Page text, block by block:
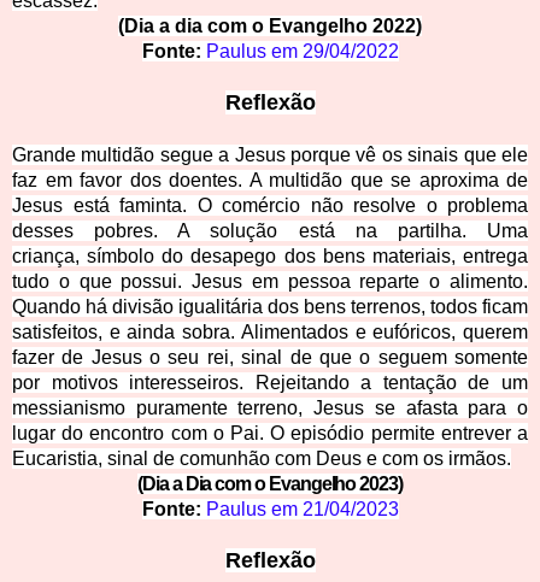
(Dia a dia com o Evangelho 2022)
Fonte: Paulus em 29/04/2022
Reflexão
Grande multidão segue a Jesus porque vê os sinais que ele
faz em favor dos doentes. A multidão que se aproxima de
Jesus está faminta. O comércio não resolve o problema
desses pobres. A solução está na partilha. Uma
criança,símbolo do desapego dos bens materiais, entrega
tudo o que possui. Jesus em pessoa reparte o alimento.
Quando há divisão igualitária dos bens terrenos, todos ficam
satisfeitos, e ainda sobra. Alimentados e eufóricos, querem
fazer de Jesus o seu rei, sinal de que o seguem somente
por motivos interesseiros. Rejeitando a tentação de um
messianismo puramente terreno, Jesus se afasta para o
lugar do encontro com o Pai. O episódio permite entrever a
Eucaristia, sinal de comunhão com Deus e com os irmãos.
(Dia a Dia com o Evangelho 2023)
Fonte: Paulus em 21/04/2023
Reflexão